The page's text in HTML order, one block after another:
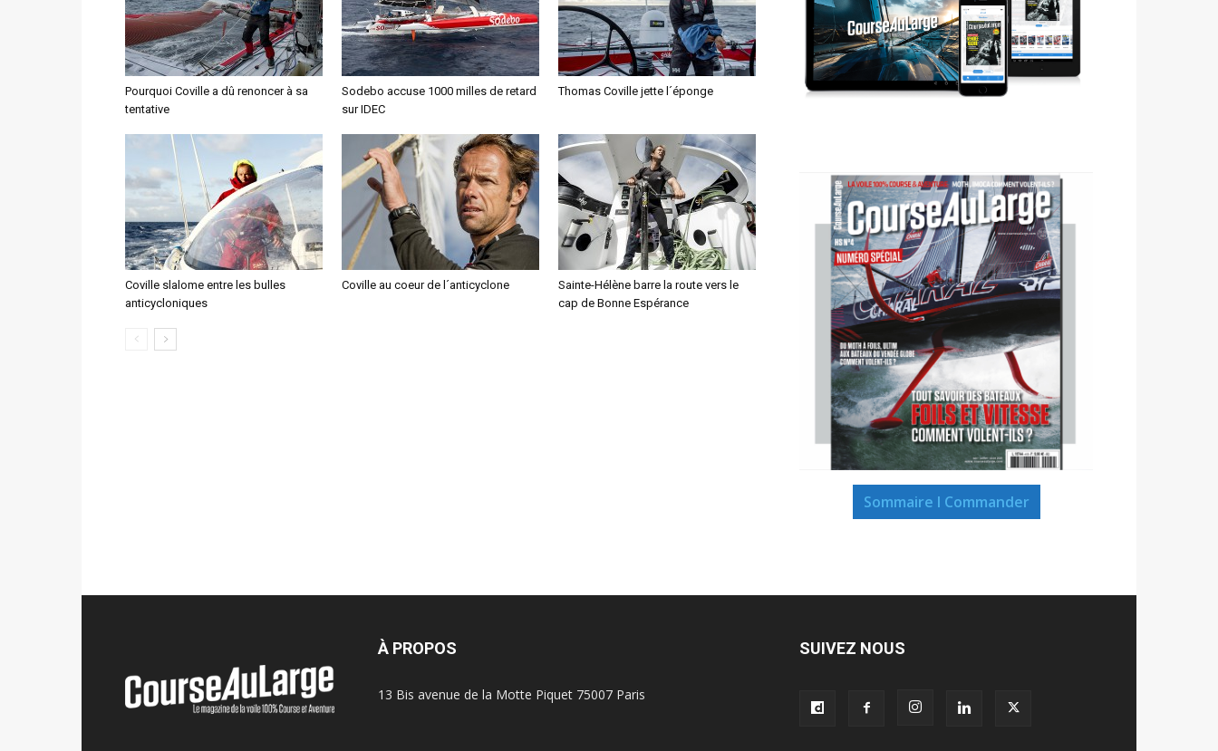
Pourquoi Coville a dû renoncer à sa
tentative
Sodebo accuse 1000 milles de retard
sur IDEC
Thomas Coville jette l´éponge
Coville slalome entre les bulles
anticycloniques
Coville au coeur de l´anticyclone
Sainte-Hélène barre la route vers le
cap de Bonne Espérance
Sommaire I Commander
À PROPOS
13 Bis avenue de la Motte Piquet 75007 Paris
SUIVEZ NOUS